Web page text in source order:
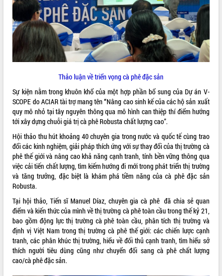
VIDEO
Hội nghị UBND tỉnh Đắk Lắk thường kỳ
tháng 7/2026
Lễ truy tặng danh hiệu “Bà Mẹ Việt
Nam Anh hùng” và trao Huân chương
Lao động
UBND tỉnh Đắk Lắk triển khai nhiệm
vụ 6 tháng cuối năm 2026
ALBUM ẢNH
Thảo luận về triển vọng cà phê đặc sản
Sự kiện nằm trong khuôn khổ của một hợp phần bổ sung của Dự án V-
SCOPE do ACIAR tài trợ mang tên“Nâng cao sinh kế của các hộ sản xuất
quy mô nhỏ tại tây nguyên thông qua mô hình can thiệp thí điểm hướng
tới xây dựng chuỗi giá trị cà phê Robusta chất lượng cao”.
Hội thảo thu hút khoảng 40 chuyên gia trong nước và quốc tế cùng trao
đổi các kinh nghiệm, giải pháp thích ứng với sự thay đổi của thị trường cà
phê thế giới và nâng cao khả năng cạnh tranh, tính bền vững thông qua
việc cải tiến chất lượng, tìm kiếm hướng đi mới trong phát triển thị trường
và tăng trưởng, đặc biệt là khám phá tiềm năng của cà phê đặc sản
Robusta.
Tại hội thảo, Tiến sĩ Manuel Díaz, chuyên gia cà phê đã chia sẻ quan
điểm và kiến ​​thức của mình về thị trường cà phê toàn cầu trong thế kỷ 21,
bao gồm động lực thị trường cà phê toàn cầu, phân tích thị trường và
định vị Việt Nam trong thị trường cà phê thế giới: các chiến lược cạnh
tranh, các phân khúc thị trường, hiểu về đối thủ cạnh tranh, tìm hiểu sở
thích người tiêu dùng cũng như chuyển đổi sang cà phê chất lượng
cao/cà phê đặc sản.